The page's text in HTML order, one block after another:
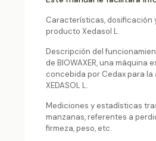
Características, dosificación
producto Xedasol L.
Descripción del
de BIOWAXER, una máquina
concebida por Cedax para la
XEDASOL L.
Mediciones y estadísticas
manzanas, referentes a
firmeza, peso, etc.